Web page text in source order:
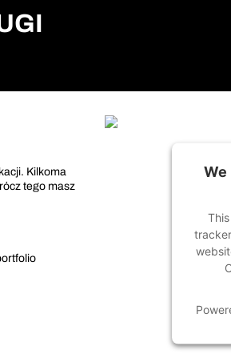
We
Kilkoma
tego masz